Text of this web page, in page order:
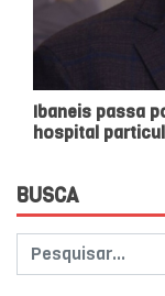
Ibaneis passa
hospital
BUSCA